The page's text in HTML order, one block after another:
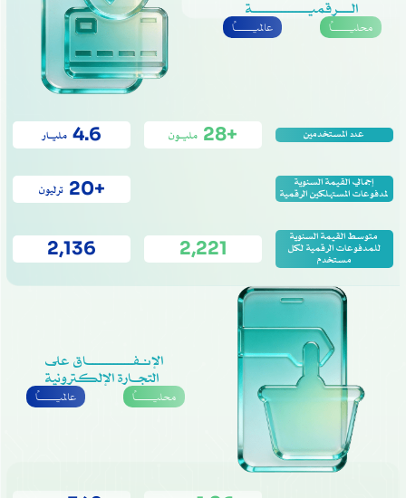
الــــرقميـــــــــــــــة
محليــــــاً عالميــــــاً
عدد المستخدمين +28 مليـون 4.6 مليـار
إجمالي القيمة السنوية
لمدفوعات المستهلكين الرقمية +20 ترليون
متوسط القيمة السنوية
للمدفوعات الرقمية لكل
مستخدم 2,221
2,136
الإنـفــــــــــــاق على
التجـارة الإلكـترونية
محليــــــاً عالميــــــاً